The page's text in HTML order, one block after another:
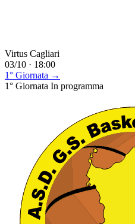
Virtus Cagliari
03/10 · 18:00
1° Giornata →
1° Giornata In programma